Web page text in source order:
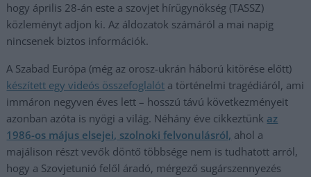
hogy április 28-án este a szovjet hírügynökség (TASSZ)
közleményt adjon ki. Az áldozatok számáról a mai napig
nincsenek biztos információk.
A Szabad Európa (még az orosz-ukrán háború kitörése előtt)
készített egy videós összefoglalót a történelmi tragédiáról, ami
immáron negyven éves lett – hosszú távú következményeit
azonban azóta is nyögi a világ. Néhány éve cikkeztünk az
1986-os május elsejei, szolnoki felvonulásról, ahol a
majálison részt vevők döntő többsége nem is tudhatott arról,
hogy a Szovjetunió felől áradó, mérgező sugárszennyezés